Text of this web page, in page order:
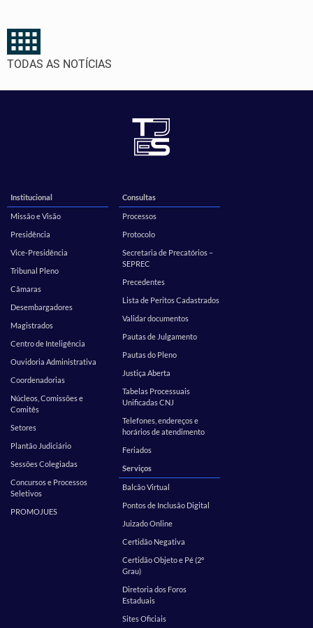
TODAS AS NOTÍCIAS
Institucional
Missão e Visão
Presidência
Vice-Presidência
Tribunal Pleno
Câmaras
Desembargadores
Magistrados
Centro de Inteligência
Ouvidoria Administrativa
Coordenadorias
Núcleos, Comissões e
Comitês
Setores
Plantão Judiciário
Sessões Colegiadas
Concursos e Processos
Seletivos
PROMOJUES
Consultas
Processos
Protocolo
Secretaria de Precatórios –
SEPREC
Precedentes
Lista de Peritos Cadastrados
Validar documentos
Pautas de Julgamento
Pautas do Pleno
Justiça Aberta
Tabelas Processuais
Unificadas CNJ
Telefones, endereços e
horários de atendimento
Feriados
Serviços
Balcão Virtual
Pontos de Inclusão Digital
Juizado Online
Certidão Negativa
Certidão Objeto e Pé (2º
Grau)
Diretoria dos Foros
Estaduais
Sites Oficiais